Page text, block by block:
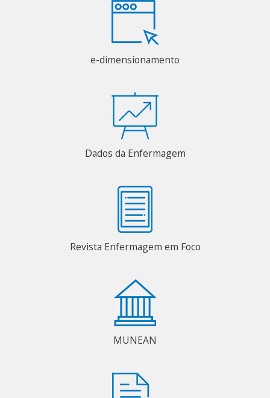
e-dimensionamento
Dados da Enfermagem
Revista Enfermagem em Foco
MUNEAN